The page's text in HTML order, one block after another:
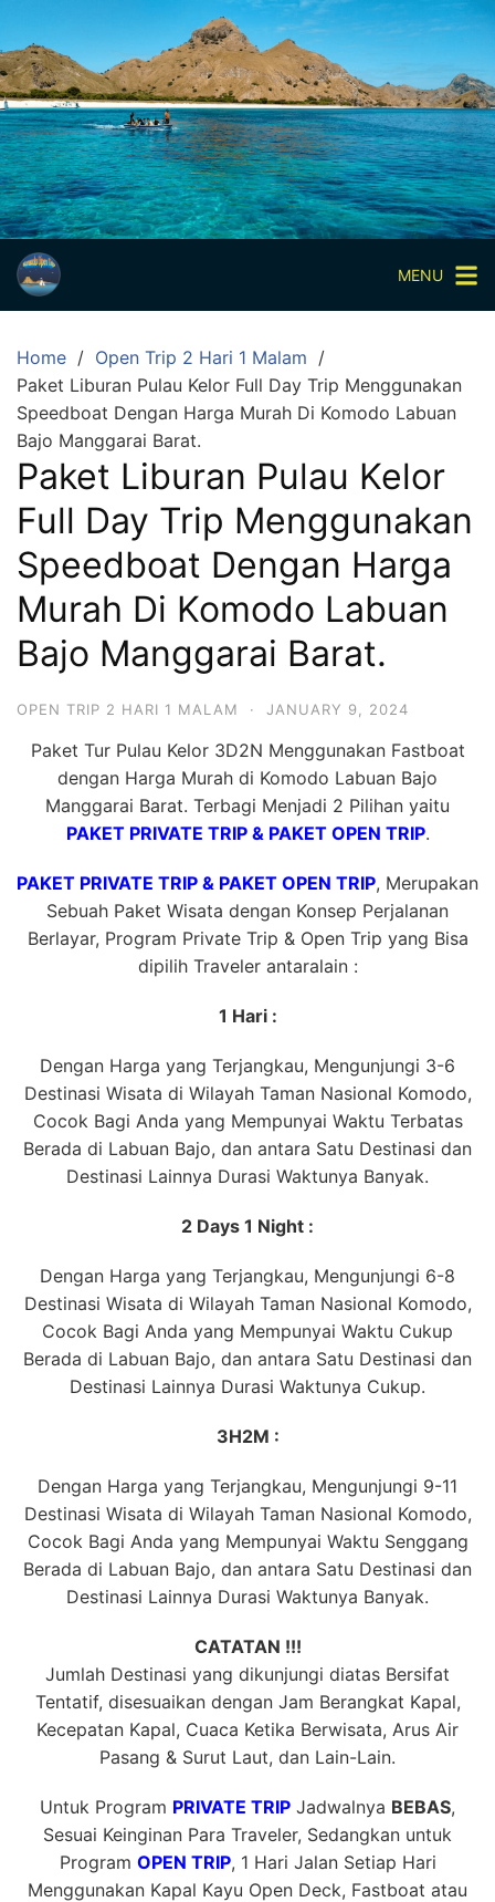
content
Paket
Wisata
Sharing
Trip
Komodo
Paket
Wisata
Open
Pulau
Komodo
Labuan
Bajo
3
Hari
2
Malam,
2
Hari
Malam
Hari
MENU
Home
Open Trip 2 Hari 1 Malam
Paket Liburan Pulau Kelor Full Day Trip Menggunakan
Speedboat Dengan Harga Murah Di Komodo Labuan
Bajo Manggarai Barat.
Paket Liburan Pulau Kelor
Full Day Trip Menggunakan
Speedboat Dengan Harga
Murah Di Komodo Labuan
Bajo Manggarai Barat.
OPEN TRIP 2 HARI 1 MALAM · JANUARY 9, 2024
Paket Tur Pulau Kelor 3D2N Menggunakan Fastboat
dengan Harga Murah di Komodo Labuan Bajo
Manggarai Barat. Terbagi Menjadi 2 Pilihan yaitu
PAKET PRIVATE TRIP & PAKET OPEN TRIP.
PAKET PRIVATE TRIP & PAKET OPEN TRIP, Merupakan
Sebuah Paket Wisata dengan Konsep Perjalanan
Berlayar, Program Private Trip & Open Trip yang Bisa
dipilih Traveler antaralain :
1 Hari :
Dengan Harga yang Terjangkau, Mengunjungi 3-6
Destinasi Wisata di Wilayah Taman Nasional Komodo,
Cocok Bagi Anda yang Mempunyai Waktu Terbatas
Berada di Labuan Bajo, dan antara Satu Destinasi dan
Destinasi Lainnya Durasi Waktunya Banyak.
2 Days 1 Night :
Dengan Harga yang Terjangkau, Mengunjungi 6-8
Destinasi Wisata di Wilayah Taman Nasional Komodo,
Cocok Bagi Anda yang Mempunyai Waktu Cukup
Berada di Labuan Bajo, dan antara Satu Destinasi dan
Destinasi Lainnya Durasi Waktunya Cukup.
3H2M :
Dengan Harga yang Terjangkau, Mengunjungi 9-11
Destinasi Wisata di Wilayah Taman Nasional Komodo,
Cocok Bagi Anda yang Mempunyai Waktu Senggang
Berada di Labuan Bajo, dan antara Satu Destinasi dan
Destinasi Lainnya Durasi Waktunya Banyak.
CATATAN !!!
Jumlah Destinasi yang dikunjungi diatas Bersifat
Tentatif, disesuaikan dengan Jam Berangkat Kapal,
Kecepatan Kapal, Cuaca Ketika Berwisata, Arus Air
Pasang & Surut Laut, dan Lain-Lain.
Untuk Program PRIVATE TRIP Jadwalnya BEBAS,
Sesuai Keinginan Para Traveler, Sedangkan untuk
Program OPEN TRIP, 1 Hari Jalan Setiap Hari
Menggunakan Kapal Kayu Open Deck, Fastboat atau